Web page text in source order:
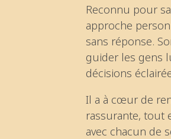
Reconnu pour
approche
sans réponse.
guider les gens
décisions
Il a à cœur de
rassurante, tout
avec chacun de